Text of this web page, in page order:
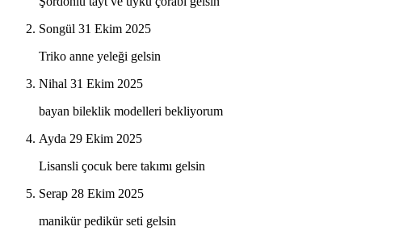
Songül 31 Ekim 2025
Triko anne yeleği gelsin
Nihal 31 Ekim 2025
bayan bileklik modelleri bekliyorum
Ayda 29 Ekim 2025
Lisansli çocuk bere takımı gelsin
Serap 28 Ekim 2025
manikür pedikür seti gelsin